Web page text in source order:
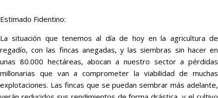
Estimado Fidentino:
La situación que tenemos al día de hoy en la agricultura de
regadío, con las fincas anegadas, y las siembras sin hacer en
unas 80.000 hectáreas, abocan a nuestro sector a pérdidas
millonarias que van a comprometer la viabilidad de muchas
explotaciones. Las fincas que se puedan sembrar más adelante,